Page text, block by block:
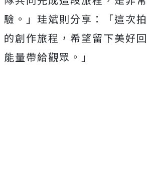
驗。」珪斌則分享：「這次
的創作旅程，希望留下美好
能量帶給觀眾。」